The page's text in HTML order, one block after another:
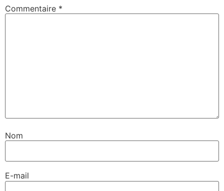
Commentaire *
Nom
E-mail